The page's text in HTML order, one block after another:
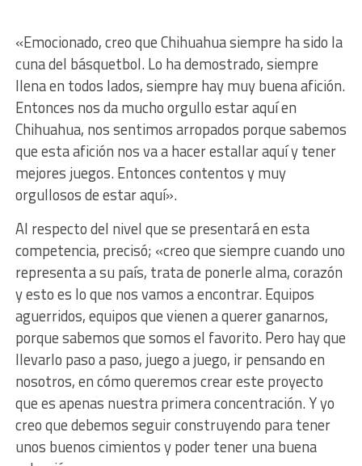
«Emocionado, creo que Chihuahua siempre ha sido la
cuna del básquetbol. Lo ha demostrado, siempre
llena en todos lados, siempre hay muy buena afición.
Entonces nos da mucho orgullo estar aquí en
Chihuahua, nos sentimos arropados porque sabemos
que esta afición nos va a hacer estallar aquí y tener
mejores juegos. Entonces contentos y muy
orgullosos de estar aquí».
Al respecto del nivel que se presentará en esta
competencia, precisó; «creo que siempre cuando uno
representa a su país, trata de ponerle alma, corazón
y esto es lo que nos vamos a encontrar. Equipos
aguerridos, equipos que vienen a querer ganarnos,
porque sabemos que somos el favorito. Pero hay que
llevarlo paso a paso, juego a juego, ir pensando en
nosotros, en cómo queremos crear este proyecto
que es apenas nuestra primera concentración. Y yo
creo que debemos seguir construyendo para tener
unos buenos cimientos y poder tener una buena